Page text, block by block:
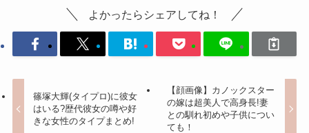
よかったらシェアしてね！
篠塚大輝(タイプロ)に彼女
はいる?歴代彼女の噂や好
きな女性のタイプまとめ!
【顔画像】カノックスター
の嫁は超美人で高身長!妻
との馴れ初めや子供につい
ても！